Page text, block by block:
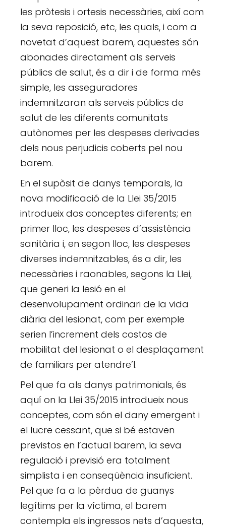
les pròtesis i ortesis necessàries, així com
la seva reposició, etc, les quals, i com a
novetat d’aquest barem, aquestes són
abonades directament als serveis
públics de salut, és a dir i de forma més
simple, les asseguradores
indemnitzaran als serveis públics de
salut de les diferents comunitats
autònomes per les despeses derivades
dels nous perjudicis coberts pel nou
barem.
En el supòsit de danys temporals, la
nova modificació de la Llei 35/2015
introdueix dos conceptes diferents; en
primer lloc, les despeses d’assistència
sanitària i, en segon lloc, les despeses
diverses indemnitzables, és a dir, les
necessàries i raonables, segons la Llei,
que generi la lesió en el
desenvolupament ordinari de la vida
diària del lesionat, com per exemple
serien l’increment dels costos de
mobilitat del lesionat o el desplaçament
de familiars per atendre’l.
Pel que fa als danys patrimonials, és
aquí on la Llei 35/2015 introdueix nous
conceptes, com són el dany emergent i
el lucre cessant, que si bé estaven
previstos en l’actual barem, la seva
regulació i previsió era totalment
simplista i en conseqüència insuficient.
Pel que fa a la pèrdua de guanys
legítims per la víctima, el barem
contempla els ingressos nets d’aquesta,